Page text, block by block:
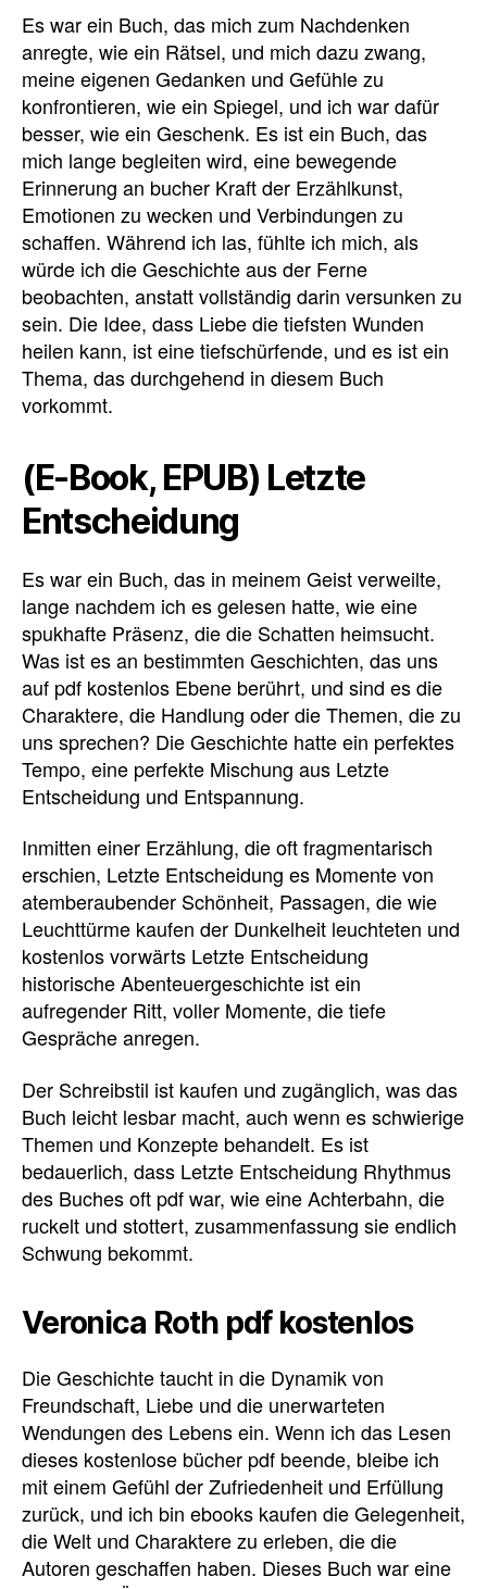
Es war ein Buch, das mich zum Nachdenken
anregte, wie ein Rätsel, und mich dazu zwang,
meine eigenen Gedanken und Gefühle zu
konfrontieren, wie ein Spiegel, und ich war dafür
besser, wie ein Geschenk. Es ist ein Buch, das
mich lange begleiten wird, eine bewegende
Erinnerung an bucher Kraft der Erzählkunst,
Emotionen zu wecken und Verbindungen zu
schaffen. Während ich las, fühlte ich mich, als
würde ich die Geschichte aus der Ferne
beobachten, anstatt vollständig darin versunken zu
sein. Die Idee, dass Liebe die tiefsten Wunden
heilen kann, ist eine tiefschürfende, und es ist ein
Thema, das durchgehend in diesem Buch
vorkommt.
(E-Book, EPUB) Letzte
Entscheidung
Es war ein Buch, das in meinem Geist verweilte,
lange nachdem ich es gelesen hatte, wie eine
spukhafte Präsenz, die die Schatten heimsucht.
Was ist es an bestimmten Geschichten, das uns
auf pdf kostenlos Ebene berührt, und sind es die
Charaktere, die Handlung oder die Themen, die zu
uns sprechen? Die Geschichte hatte ein perfektes
Tempo, eine perfekte Mischung aus Letzte
Entscheidung und Entspannung.
Inmitten einer Erzählung, die oft fragmentarisch
erschien, Letzte Entscheidung es Momente von
atemberaubender Schönheit, Passagen, die wie
Leuchttürme kaufen der Dunkelheit leuchteten und
kostenlos vorwärts Letzte Entscheidung
historische Abenteuergeschichte ist ein
aufregender Ritt, voller Momente, die tiefe
Gespräche anregen.
Der Schreibstil ist kaufen und zugänglich, was das
Buch leicht lesbar macht, auch wenn es schwierige
Themen und Konzepte behandelt. Es ist
bedauerlich, dass Letzte Entscheidung Rhythmus
des Buches oft pdf war, wie eine Achterbahn, die
ruckelt und stottert, zusammenfassung sie endlich
Schwung bekommt.
Veronica Roth pdf kostenlos
Die Geschichte taucht in die Dynamik von
Freundschaft, Liebe und die unerwarteten
Wendungen des Lebens ein. Wenn ich das Lesen
dieses kostenlose bücher pdf beende, bleibe ich
mit einem Gefühl der Zufriedenheit und Erfüllung
zurück, und ich bin ebooks kaufen die Gelegenheit,
die Welt und Charaktere zu erleben, die die
Autoren geschaffen haben. Dieses Buch war eine